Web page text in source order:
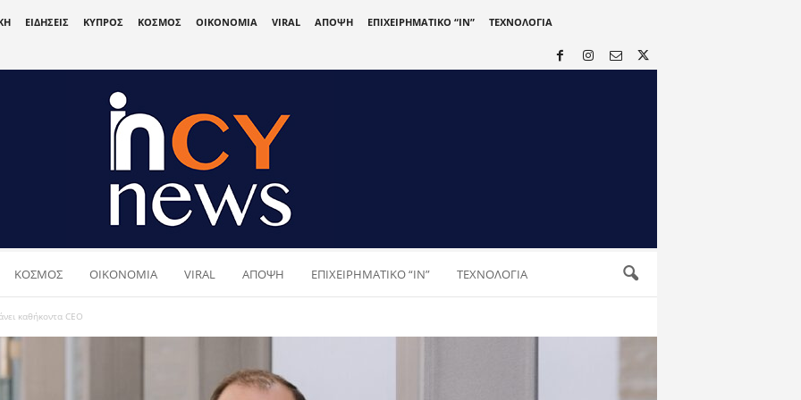
ΕΙΔΗΣΕΙΣ ΚΥΠΡΟΣ ΚΟΣΜΟΣ ΟΙΚΟΝΟΜΙΑ VIRAL ΑΠΟΨΗ ΕΠΙΧΕΙΡΗΜΑΤΙΚΟ “IN” ΤΕΧΝΟΛΟΓΙΑ
ΚΟΣΜΟΣ ΟΙΚΟΝΟΜΙΑ VIRAL ΑΠΟΨΗ ΕΠΙΧΕΙΡΗΜΑΤΙΚΟ “IN” ΤΕΧΝΟΛΟΓΙΑ
καθήκοντα CEO